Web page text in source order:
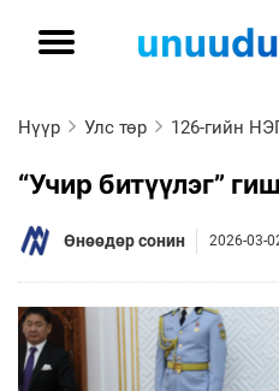
Нүүр Улс төр 126-гийн
“Учир битүүлэг”
Өнөөдөр сонин 2026-03-